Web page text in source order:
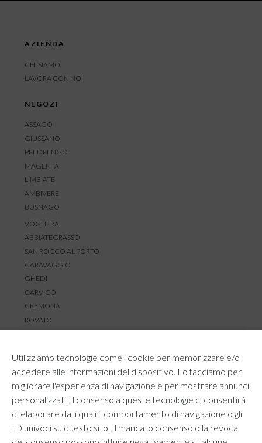
Utilizziamo tecnologie come i cookie per memorizzare e/o
accedere alle informazioni del dispositivo. Lo facciamo per
migliorare l'esperienza di navigazione e per mostrare annunci
personalizzati. Il consenso a queste tecnologie ci consentirà
di elaborare dati quali il comportamento di navigazione o gli
ID univoci su questo sito. Il mancato consenso o la revoca
AZIENDA
CHI SIAMO
LAVORA CON NOI
NEGOZI
ASSAGO
GIUSSANO
PREDRENGO
MAGENTA
LIMBIATE
AMBIVERE
BUSNAGO
VOGHERA
ABBIATEGRASSO
SAN ROCCO AL PORTO
CARAVAGGIO
GHEDI
CARVICO
CREMONA
ROVATO
RESI E RIMBORSI
REGOLAMENTO LOYALTY
CONTATTACI